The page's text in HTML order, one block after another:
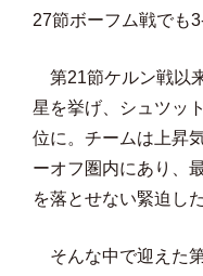
27節ボーフム戦でも
第21節ケルン戦以
星を挙げ、シュツッ
位に。チームは上昇
ーオフ圏内にあり、
を落とせない緊迫し
そんな中で迎えた